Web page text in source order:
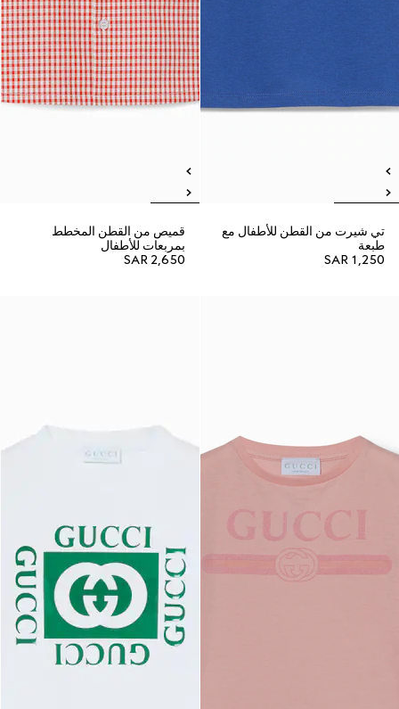
تي شيرت من القطن للأطفال مع
طبعة
SAR 1,250
قميص من القطن المخطط
بمربعات للأطفال
SAR 2,650